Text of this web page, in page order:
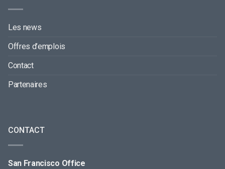
Les news
Offres d’emplois
Contact
Partenaires
CONTACT
San Francisco Office